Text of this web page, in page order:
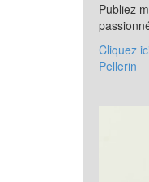
Publiez
Cliquez
Pellerin